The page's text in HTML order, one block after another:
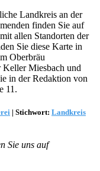
Landkreis an der
finden Sie auf
allen Standorten der
Sie diese Karte in
Oberbräu
Miesbach und
in der Redaktion von
11.
| Stichwort: Landkreis
Sie uns auf